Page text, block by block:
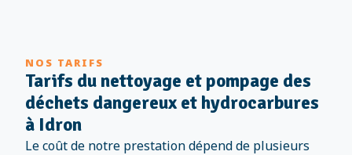
NOS TARIFS
Tarifs du nettoyage et pompage des
déchets dangereux et hydrocarbures
à Idron
Le coût de notre prestation dépend de plusieurs